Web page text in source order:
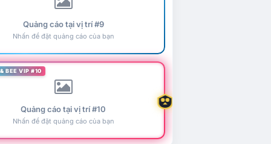
Quảng cáo tại vị trí #9
Nhấn để đặt quảng cáo của bạn
BEE VIP #10
Quảng cáo tại vị trí #10
Nhấn để đặt quảng cáo của bạn